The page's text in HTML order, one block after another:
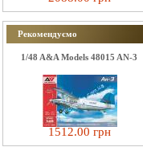
Рекомендуємо
1/48 A&A Models 48015 AN-3
1512.00 грн